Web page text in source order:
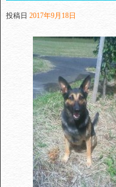
投稿日 2017年9月18日